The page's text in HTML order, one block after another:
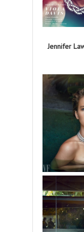
Jennifer